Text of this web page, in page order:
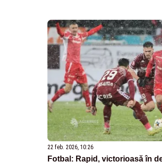
22 feb. 2026, 10:26
Fotbal: Rapid, victorioasă în